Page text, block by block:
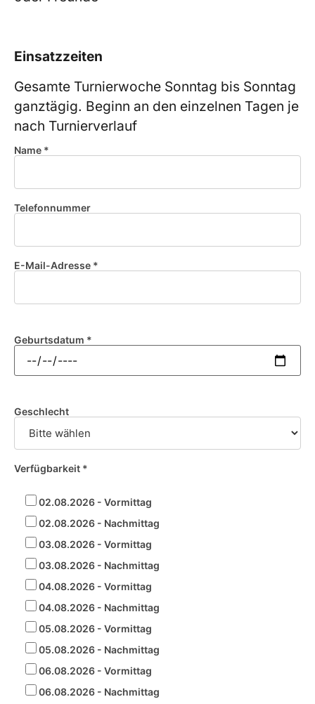
Einsatzzeiten
Gesamte Turnierwoche Sonntag bis Sonntag
ganztägig. Beginn an den einzelnen Tagen je
nach Turnierverlauf
Name *
Telefonnummer
E-Mail-Adresse *
Geburtsdatum *
Geschlecht
Verfügbarkeit *
02.08.2026 - Vormittag
02.08.2026 - Nachmittag
03.08.2026 - Vormittag
03.08.2026 - Nachmittag
04.08.2026 - Vormittag
04.08.2026 - Nachmittag
05.08.2026 - Vormittag
05.08.2026 - Nachmittag
06.08.2026 - Vormittag
06.08.2026 - Nachmittag